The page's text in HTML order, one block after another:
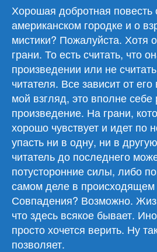
Хорошая добротная
американском городке и о
мистики? Пожалуйста. Хотя
грани. То есть считать, что
произведении или не
читателя. Все зависит от
мой взгляд, это вполне себе
произведение. На грани,
хорошо чувствует и идет по
упасть ни в одну, ни в
читатель до последнего
потусторонние силы, либо
самом деле в происходящем
Совпадения? Возможно.
что здесь всякое бывает.
просто хочется верить. Ну
позволяет.